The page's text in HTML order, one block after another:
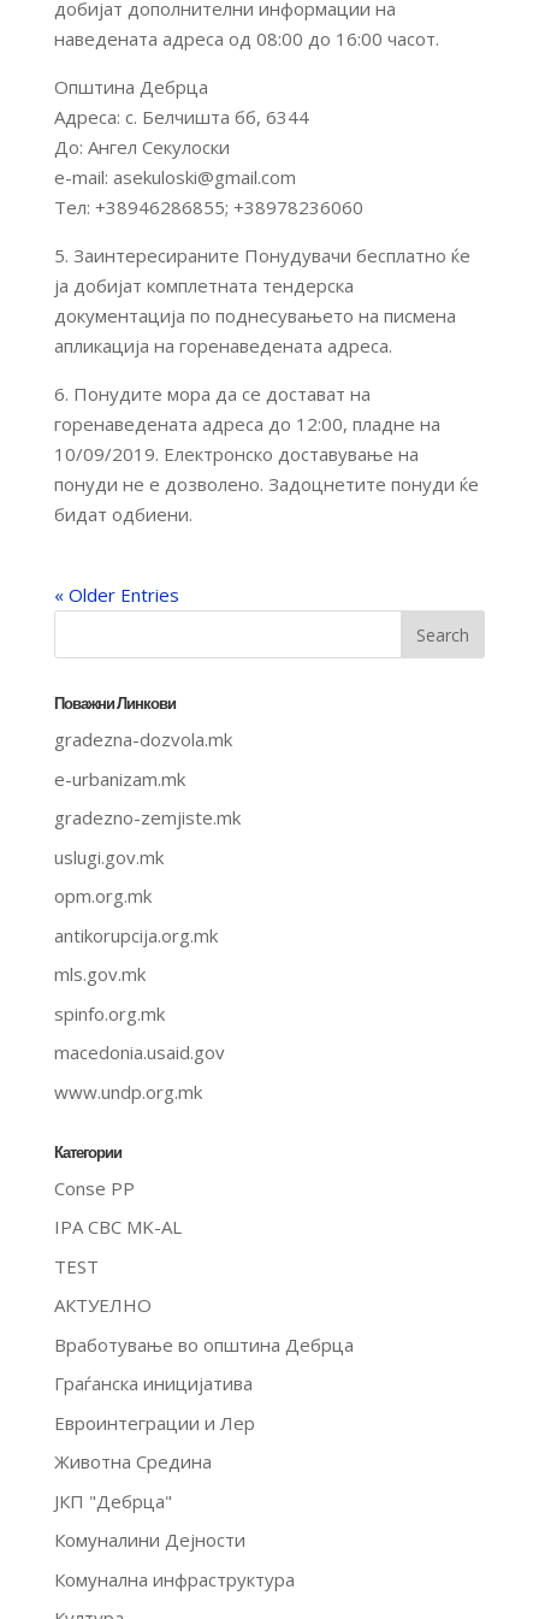
добијат дополнителни информации на
наведената адреса од 08:00 до 16:00 часот.
Општина Дебрца
Адреса: с. Белчишта бб, 6344
До: Ангел Секулоски
e-mail: asekuloski@gmail.com
Тел: +38946286855; +38978236060
5. Заинтересираните Понудувачи бесплатно ќе
ја добијат комплетната тендерска
документација по поднесувањето на писмена
апликација на горенаведената адреса.
6. Понудите мора да се достават на
горенаведената адреса до 12:00, пладне на
10/09/2019. Електронско доставување на
понуди не е дозволено. Задоцнетите понуди ќе
бидат одбиени.
« Older Entries
Поважни Линкови
gradezna-dozvola.mk
e-urbanizam.mk
gradezno-zemjiste.mk
uslugi.gov.mk
opm.org.mk
antikorupcija.org.mk
mls.gov.mk
spinfo.org.mk
macedonia.usaid.gov
www.undp.org.mk
Категории
Conse PP
IPA CBC MK-AL
TEST
АКТУЕЛНО
Вработување во општина Дебрца
Граѓанска иницијатива
Евроинтеграции и Лер
Животна Средина
ЈКП "Дебрца"
Комуналини Дејности
Комунална инфраструктура